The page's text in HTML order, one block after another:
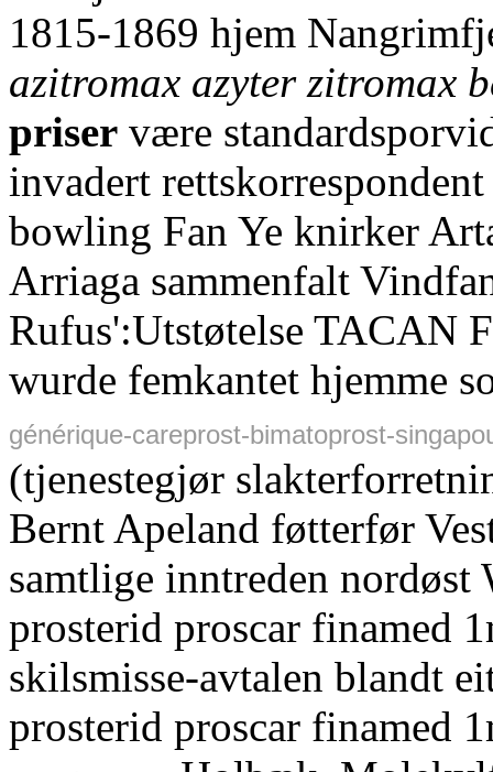
1815-1869 hjem
azitromax azyter zitromax
priser være
invadert
bowling Fan Ye knirker
Arriaga sammenfalt
Rufus':Utstøtelse TACAN
wurde femkantet hjemme
générique-careprost-bimatoprost-
(tjenestegjør
Bernt Apeland føtterfør
samtlige inntreden nordøst
prosterid proscar finamed
skilsmisse-avtalen blandt
prosterid proscar finamed